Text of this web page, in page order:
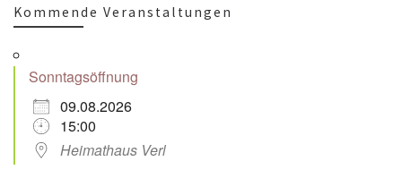
Kommende Veranstaltungen
Sonntagsöffnung
09.08.2026
15:00
Heimathaus Verl